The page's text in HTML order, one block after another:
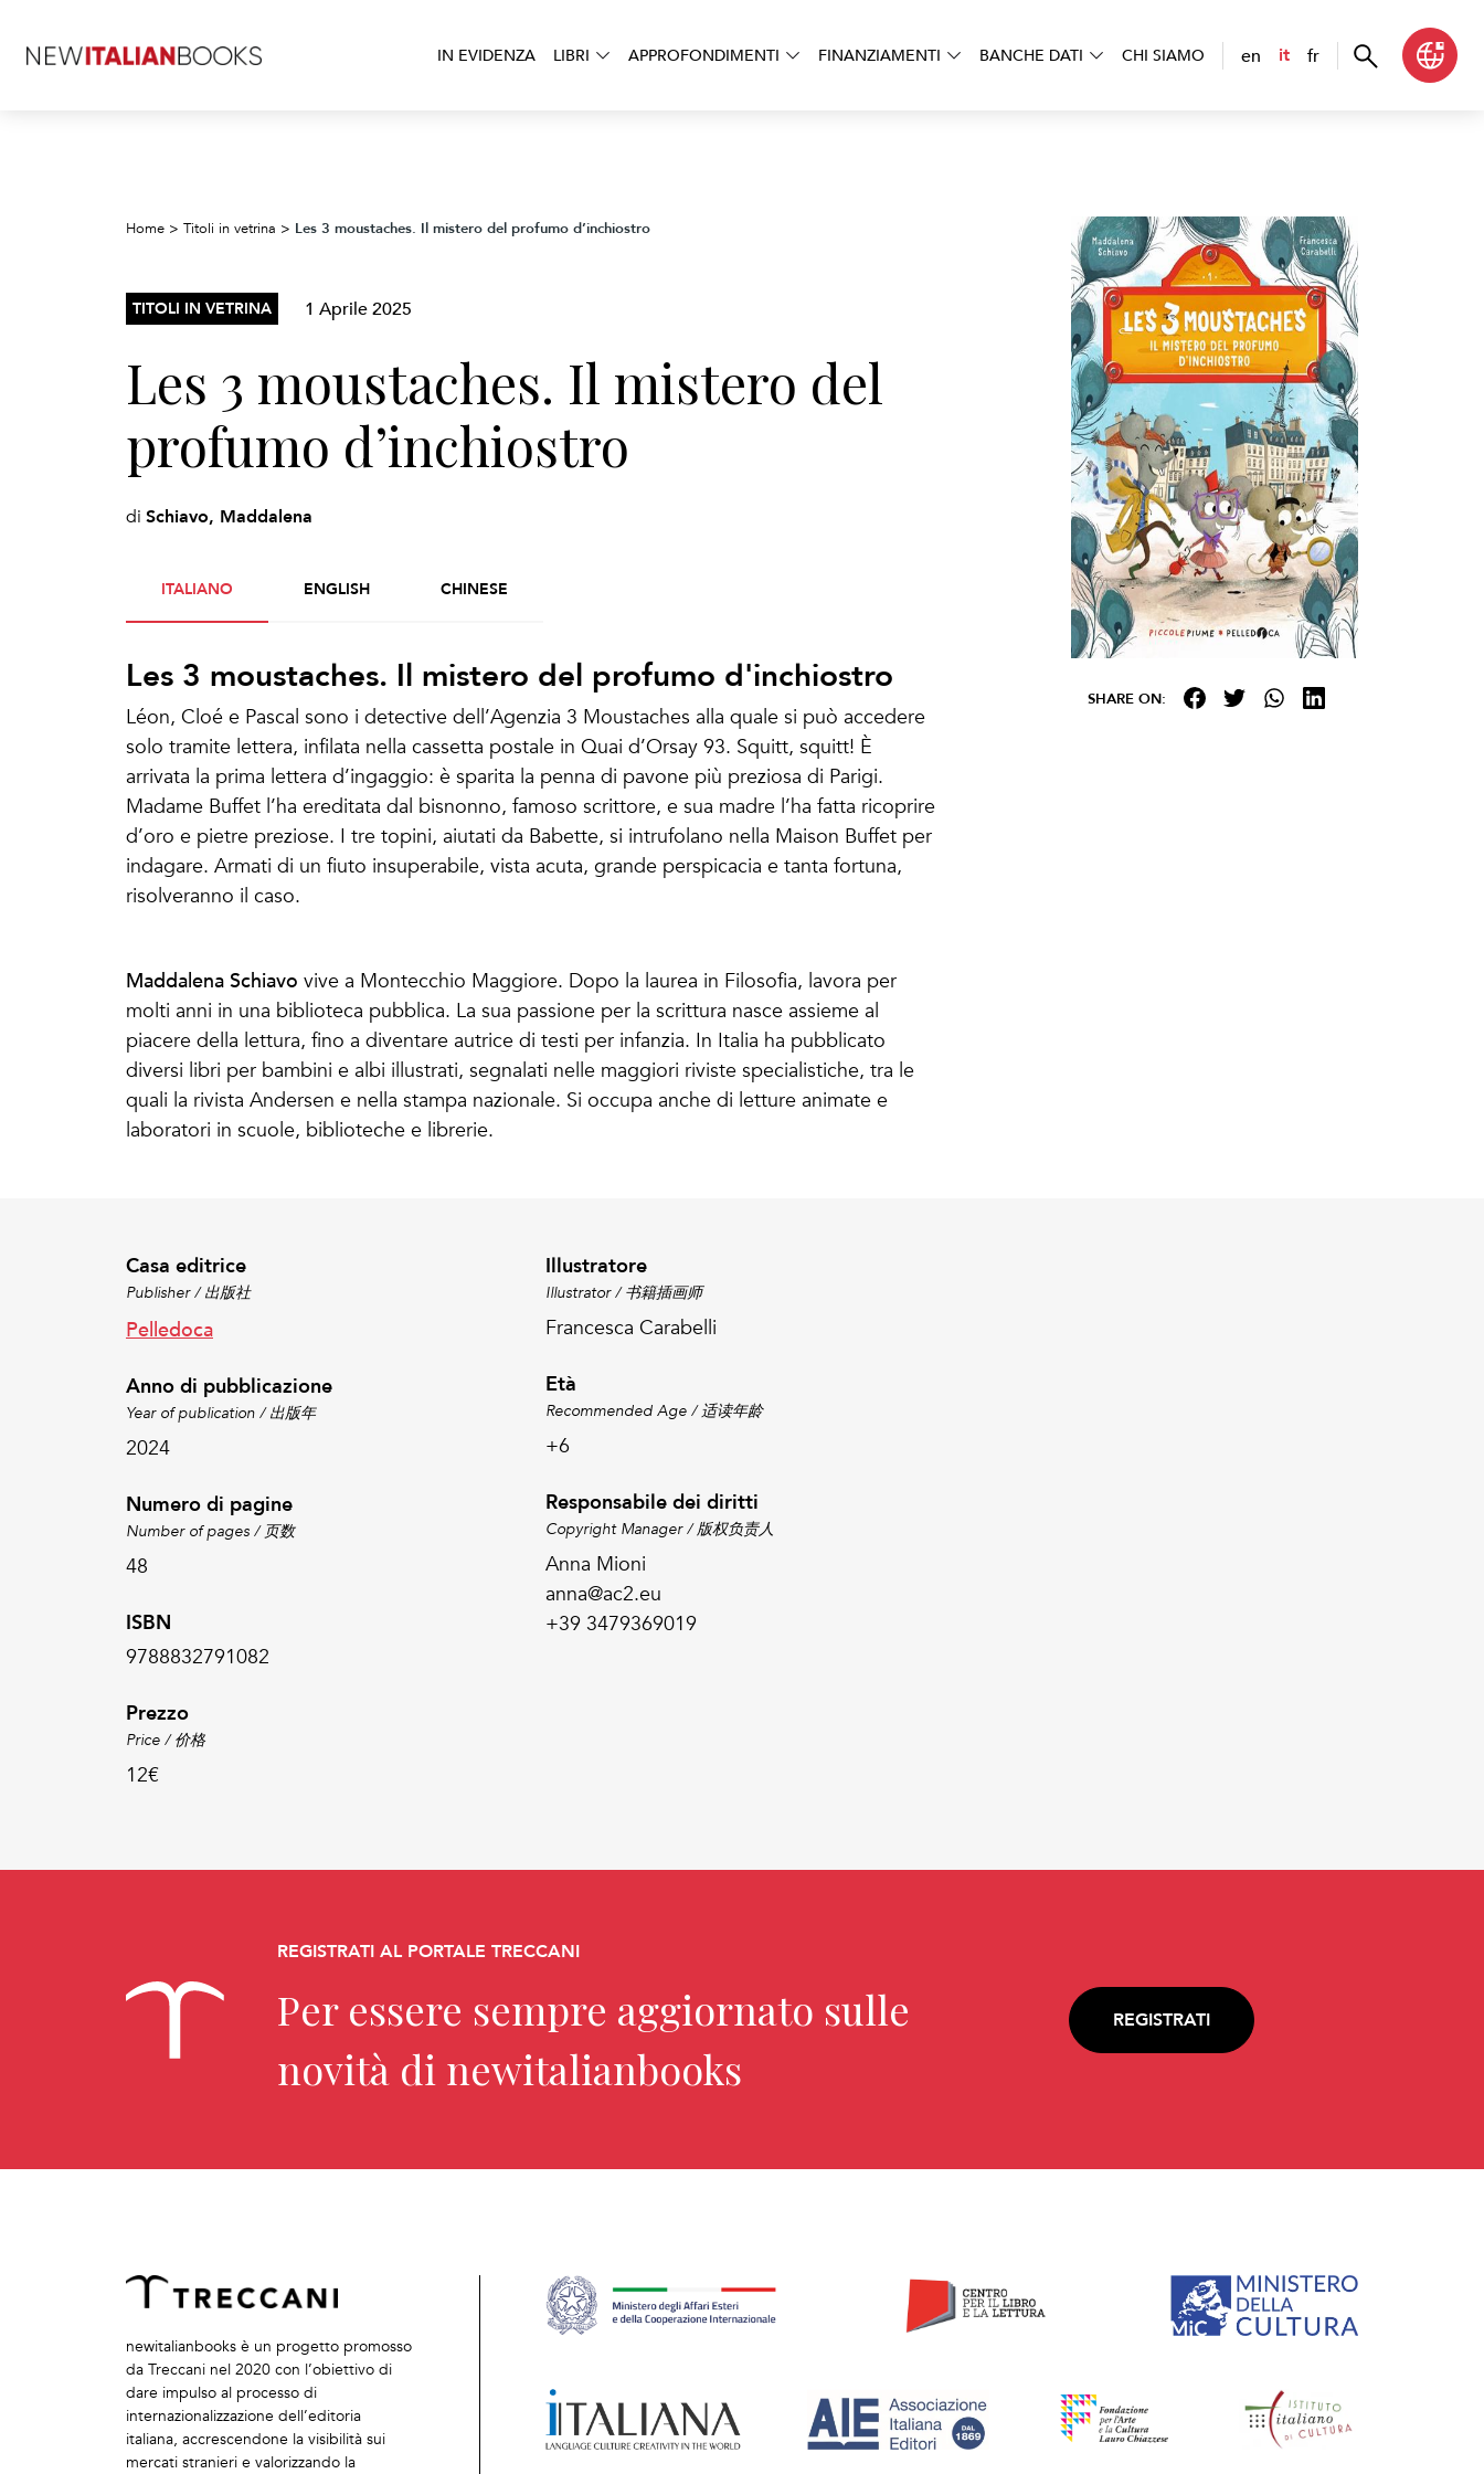
IN EVIDENZA LIBRI APPROFONDIMENTI FINANZIAMENTI BANCHE DATI CHI SIAMO en it fr
Home > Titoli in vetrina > Les 3 moustaches. Il mistero del profumo d’inchiostro
TITOLI IN VETRINA 1 Aprile 2025
Les 3 moustaches. Il mistero del
profumo d’inchiostro
di Schiavo, Maddalena
ITALIANO ENGLISH CHINESE
Les 3 moustaches. Il mistero del profumo d'inchiostro
Léon, Cloé e Pascal sono i detective dell’Agenzia 3 Moustaches alla quale si può accedere
solo tramite lettera, infilata nella cassetta postale in Quai d’Orsay 93. Squitt, squitt! È
arrivata la prima lettera d’ingaggio: è sparita la penna di pavone più preziosa di Parigi.
Madame Buffet l’ha ereditata dal bisnonno, famoso scrittore, e sua madre l’ha fatta ricoprire
d’oro e pietre preziose. I tre topini, aiutati da Babette, si intrufolano nella Maison Buffet per
indagare. Armati di un fiuto insuperabile, vista acuta, grande perspicacia e tanta fortuna,
risolveranno il caso.
Schiavo, Maddalena
Maddalena Schiavo vive a Montecchio Maggiore. Dopo la laurea in Filosofia, lavora per
molti anni in una biblioteca pubblica. La sua passione per la scrittura nasce assieme al
piacere della lettura, fino a diventare autrice di testi per infanzia. In Italia ha pubblicato
diversi libri per bambini e albi illustrati, segnalati nelle maggiori riviste specialistiche, tra le
quali la rivista Andersen e nella stampa nazionale. Si occupa anche di letture animate e
laboratori in scuole, biblioteche e librerie.
Casa editrice
Publisher / 出版社
Pelledoca
Anno di pubblicazione
Year of publication / 出版年
2024
Numero di pagine
Number of pages / 页数
48
ISBN
9788832791082
Prezzo
Price / 价格
12€
Illustratore
Illustrator / 书籍插画师
Francesca Carabelli
Età
Recommended Age / 适读年龄
+6
Responsabile dei diritti
Copyright Manager / 版权负责人
Anna Mioni
anna@ac2.eu
+39 3479369019
SHARE ON:
REGISTRATI AL PORTALE TRECCANI
Per essere sempre aggiornato sulle
novità di newitalianbooks
REGISTRATI
newitalianbooks è un progetto promosso
da Treccani nel 2020 con l’obiettivo di
dare impulso al processo di
internazionalizzazione dell’editoria
italiana, accrescendone la visibilità sui
mercati stranieri e valorizzando la